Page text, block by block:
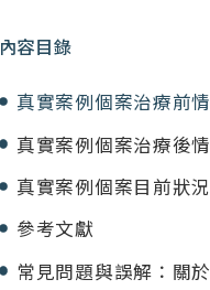
內容目錄
真實案例個案治療前
真實案例個案治療後
真實案例個案目前狀況
參考文獻
常見問題與誤解：關